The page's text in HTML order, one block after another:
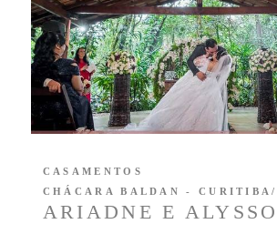
ARIADNE E
CASAMENTOS
CHÁCARA BALDAN - CURITIBA/